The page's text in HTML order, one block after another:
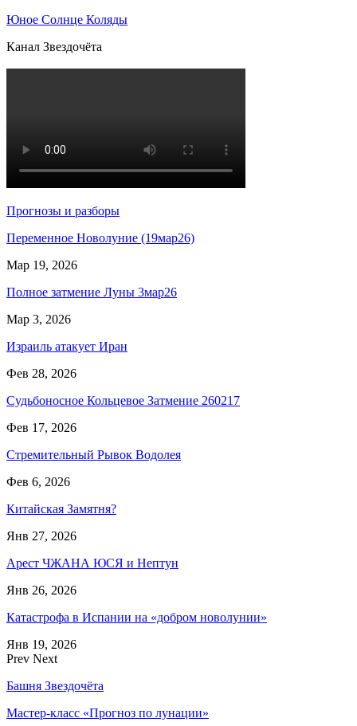
Юное Солнце Коляды
Канал Звездочёта
Прогнозы и разборы
Переменное Новолуние (19мар26)
Мар 19, 2026
Полное затмение Луны 3мар26
Мар 3, 2026
Израиль атакует Иран
Фев 28, 2026
Судьбоносное Кольцевое Затмение 260217
Фев 17, 2026
Стремительный Рывок Водолея
Фев 6, 2026
Китайская Замятня?
Янв 27, 2026
Арест ЧЖАНА ЮСЯ и Нептун
Янв 26, 2026
Катастрофа в Испании на «добром новолунии»
Янв 19, 2026
Prev Next
Башня Звездочёта
Мастер-класс «Прогноз по лунации»